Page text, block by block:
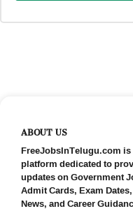
ABOUT US
FreeJobsInTelugu.com
platform dedicated to
updates on Government
Admit Cards, Exam
News, and Career